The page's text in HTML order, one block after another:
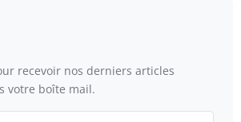
recevoir nos derniers articles
votre boîte mail.